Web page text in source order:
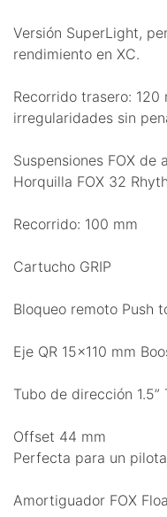
Versión SuperLight,
rendimiento en XC.
Recorrido trasero:
irregularidades sin
Suspensiones FOX de
Horquilla FOX 32
Recorrido: 100 mm
Cartucho GRIP
Bloqueo remoto Push
Eje QR 15x110 mm
Tubo de dirección 1.5”
Offset 44 mm
Perfecta para un
Amortiguador FOX